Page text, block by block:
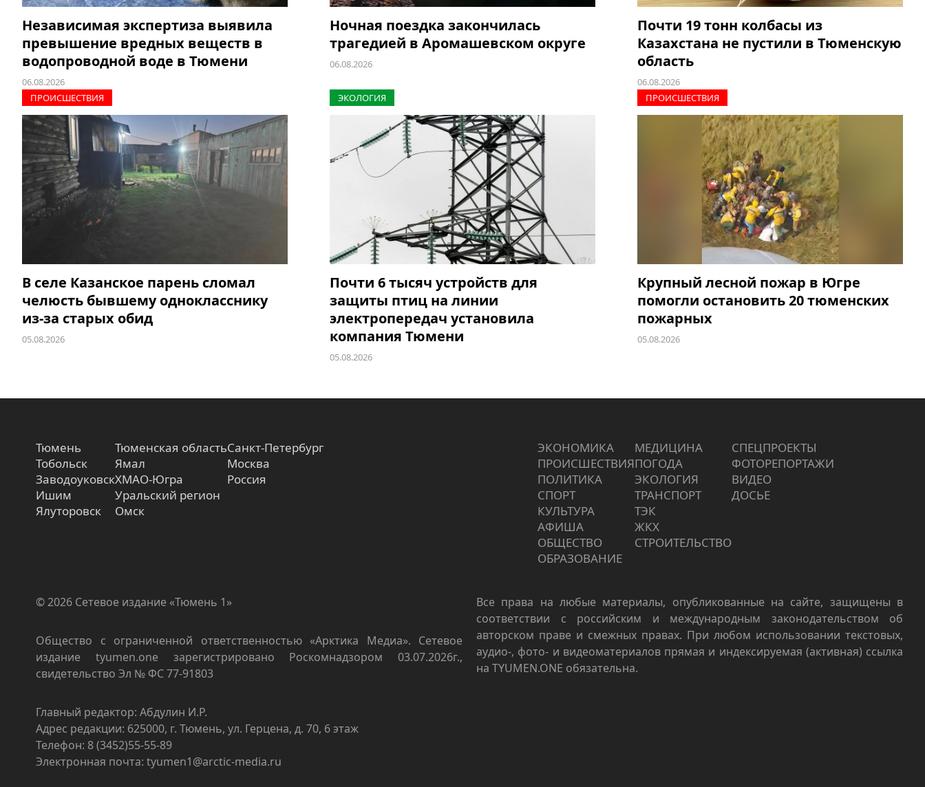
Независимая экспертиза выявила
превышение вредных веществ в
водопроводной воде в Тюмени
06.08.2026
Ночная поездка закончилась
трагедией в Аромашевском округе
06.08.2026
Почти 19 тонн колбасы из
Казахстана не пустили в Тюменскую
область
06.08.2026
ПРОИCШЕСТВИЯ
В селе Казанское парень сломал
челюсть бывшему однокласснику
из-за старых обид
05.08.2026
ЭКОЛОГИЯ
Почти 6 тысяч устройств для
защиты птиц на линии
электропередач установила
компания Тюмени
05.08.2026
ПРОИCШЕСТВИЯ
Крупный лесной пожар в Югре
помогли остановить 20 тюменских
пожарных
05.08.2026
Тюмень
Тобольск
Заводоуковск
Ишим
Ялуторовск
Тюменская область
Ямал
ХМАО-Югра
Уральский регион
Омск
Санкт-Петербург
Москва
Россия
ЭКОНОМИКА
ПРОИCШЕСТВИЯ
ПОЛИТИКА
СПОРТ
КУЛЬТУРА
АФИША
ОБЩЕСТВО
ОБРАЗОВАНИЕ
МЕДИЦИНА
ПОГОДА
ЭКОЛОГИЯ
ТРАНСПОРТ
ТЭК
ЖКХ
СТРОИТЕЛЬСТВО
СПЕЦПРОЕКТЫ
ФОТОРЕПОРТАЖИ
ВИДЕО
ДОСЬЕ
© 2026 Сетевое издание «Тюмень 1»
Общество с ограниченной ответственностью «Арктика Медиа». Сетевое
издание tyumen.one зарегистрировано Роскомнадзором 03.07.2026г.,
свидетельство Эл № ФС 77-91803
Главный редактор: Абдулин И.Р.
Адрес редакции: 625000, г. Тюмень, ул. Герцена, д. 70, 6 этаж
Телефон: 8 (3452)55-55-89
Электронная почта: tyumen1@arctic-media.ru
Все права на любые материалы, опубликованные на сайте, защищены в
соответствии с российским и международным законодательством об
авторском праве и смежных правах. При любом использовании текстовых,
аудио-, фото- и видеоматериалов прямая и индексируемая (активная) ссылка
на TYUMEN.ONE обязательна.